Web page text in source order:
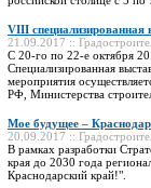
VIII специализированная
21.09.2017 ::
С 20-го по 22-е октября
Специализированная
мероприятия
РФ, Министерства
Мое будущее –
20.09.2017 ::
В рамках разработки
края до 2030 года
Краснодарский край!".